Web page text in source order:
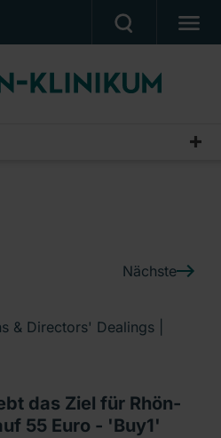
AG
Nächste
& Directors' Dealings |
das Ziel für Rhön-
55 Euro - 'Buy1'